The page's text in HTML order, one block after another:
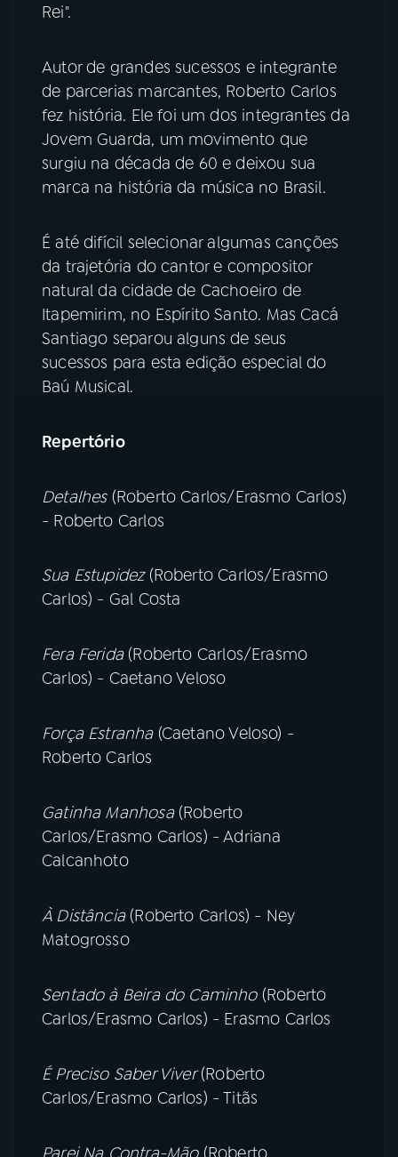
TikTok
Rei".
Autor de grandes sucessos e integrante
de parcerias marcantes, Roberto Carlos
fez história. Ele foi um dos integrantes da
Jovem Guarda, um movimento que
surgiu na década de 60 e deixou sua
marca na história da música no Brasil.
É até difícil selecionar algumas canções
da trajetória do cantor e compositor
natural da cidade de Cachoeiro de
Itapemirim, no Espírito Santo. Mas Cacá
Santiago separou alguns de seus
sucessos para esta edição especial do
Baú Musical.
Repertório
Detalhes (Roberto Carlos/Erasmo Carlos)
- Roberto Carlos
Sua Estupidez(Roberto Carlos/Erasmo
Carlos) - Gal Costa
Fera Ferida(Roberto Carlos/Erasmo
Carlos) - Caetano Veloso
Força Estranha(Caetano Veloso) -
Roberto Carlos
Gatinha Manhosa(Roberto
Carlos/Erasmo Carlos) - Adriana
Calcanhoto
À Distância(Roberto Carlos) - Ney
Matogrosso
Sentado à Beira do Caminho(Roberto
Carlos/Erasmo Carlos) - Erasmo Carlos
É Preciso Saber Viver(Roberto
Carlos/Erasmo Carlos) - Titãs